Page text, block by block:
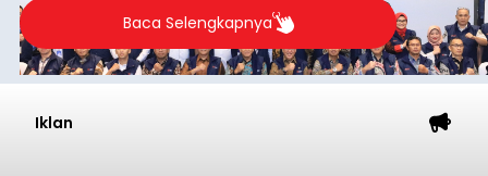
Baca Selengkapnya
Iklan